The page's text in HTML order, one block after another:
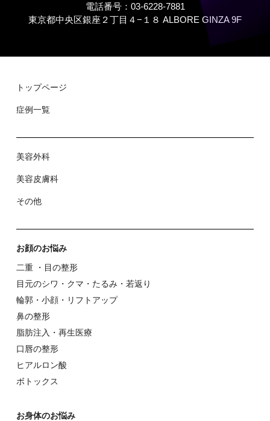
電話番号：03-6228-7881
東京都中央区銀座２丁⽬４−１８ ALBORE GINZA 9F
トップページ
症例⼀覧
美容外科
美容⽪膚科
その他
お顔のお悩み
⼆重 ・⽬の整形
⽬元のシワ・クマ・たるみ・若返り
輪郭・⼩顔・リフトアップ
⿐の整形
脂肪注入・再生医療
⼝唇の整形
ヒアルロン酸
ボトックス
お⾝体のお悩み